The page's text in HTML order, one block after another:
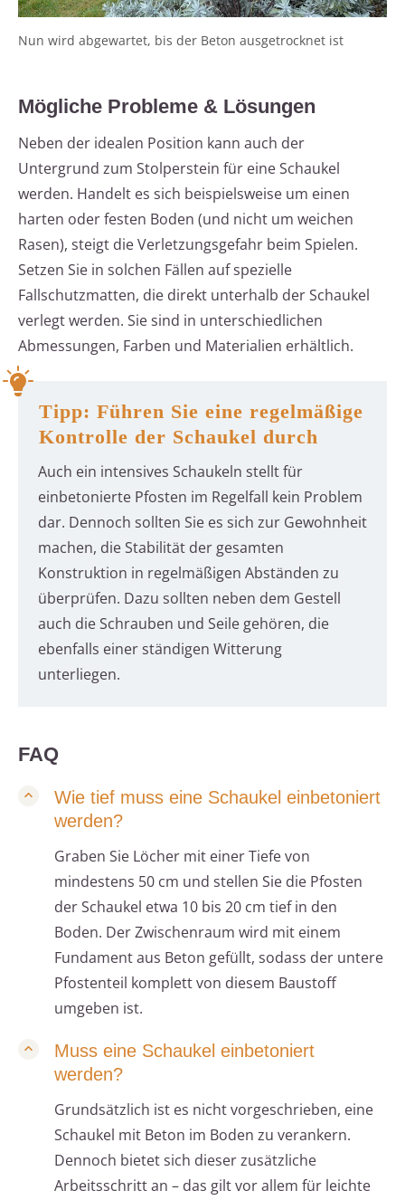
Nun wird abgewartet, bis der Beton ausgetrocknet ist
Mögliche Probleme & Lösungen
Neben der idealen Position kann auch der
Untergrund zum Stolperstein für eine Schaukel
werden. Handelt es sich beispielsweise um einen
harten oder festen Boden (und nicht um weichen
Rasen), steigt die Verletzungsgefahr beim Spielen.
Setzen Sie in solchen Fällen auf spezielle
Fallschutzmatten, die direkt unterhalb der Schaukel
verlegt werden. Sie sind in unterschiedlichen
Abmessungen, Farben und Materialien erhältlich.
Tipp: Führen Sie eine regelmäßige
Kontrolle der Schaukel durch
Auch ein intensives Schaukeln stellt für
einbetonierte Pfosten im Regelfall kein Problem
dar. Dennoch sollten Sie es sich zur Gewohnheit
machen, die Stabilität der gesamten
Konstruktion in regelmäßigen Abständen zu
überprüfen. Dazu sollten neben dem Gestell
auch die Schrauben und Seile gehören, die
ebenfalls einer ständigen Witterung
unterliegen.
FAQ
Wie tief muss eine Schaukel einbetoniert
werden?
Graben Sie Löcher mit einer Tiefe von
mindestens 50 cm und stellen Sie die Pfosten
der Schaukel etwa 10 bis 20 cm tief in den
Boden. Der Zwischenraum wird mit einem
Fundament aus Beton gefüllt, sodass der untere
Pfostenteil komplett von diesem Baustoff
umgeben ist.
Muss eine Schaukel einbetoniert
werden?
Grundsätzlich ist es nicht vorgeschrieben, eine
Schaukel mit Beton im Boden zu verankern.
Dennoch bietet sich dieser zusätzliche
Arbeitsschritt an – das gilt vor allem für leichte